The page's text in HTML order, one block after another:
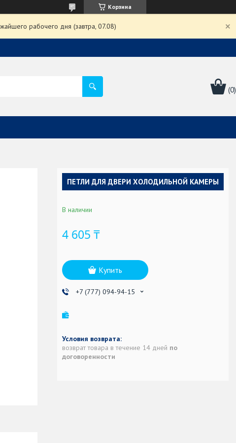
Корзина
рабочего дня (завтра, 07.08)
ПЕТЛИ ДЛЯ ДВЕРИ ХОЛОДИЛЬНОЙ КАМЕРЫ
В наличии
4 605 ₸
Купить
+7 (777) 094-94-15
возврат товара в течение 14 дней по
договоренности